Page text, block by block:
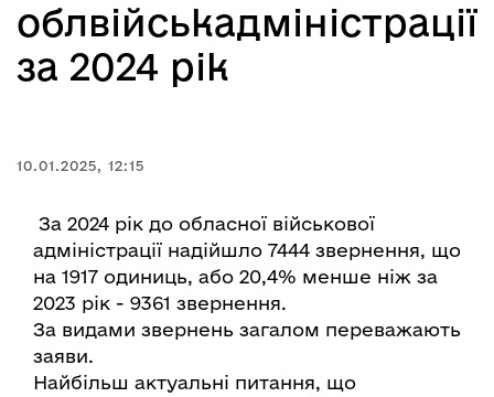
облвійськадміністрації
за 2024 рік
10.01.2025, 12:15
За 2024 рік до обласної військової
адміністрації надійшло 7444 звернення, що
на 1917 одиниць, або 20,4% менше ніж за
2023 рік - 9361 звернення.
За видами звернень загалом переважають
заяви.
Найбільш актуальні питання, що